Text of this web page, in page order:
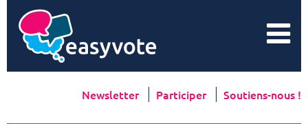
Newsletter Participer Soutiens-nous !